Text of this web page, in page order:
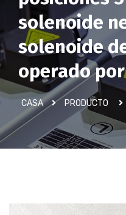
solenoide
solenoide
operado
CASA PRODUCTO